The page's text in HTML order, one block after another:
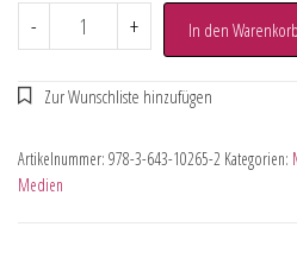
- + In den Warenkorb
Artikelnummer: 978-3-643-10265-2 Kategorien:
Medien